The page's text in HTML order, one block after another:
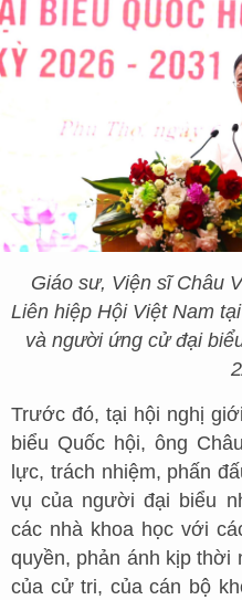
Giáo sư, Viện sĩ Châu
Liên hiệp Hội Việt Nam
và người ứng cử đại
Trước đó, tại hội nghị
biểu Quốc hội, ông
lực, trách nhiệm, phấn
vụ của người đại biểu
các nhà khoa học với
quyền, phản ánh kịp thời
của cử tri, của cán bộ